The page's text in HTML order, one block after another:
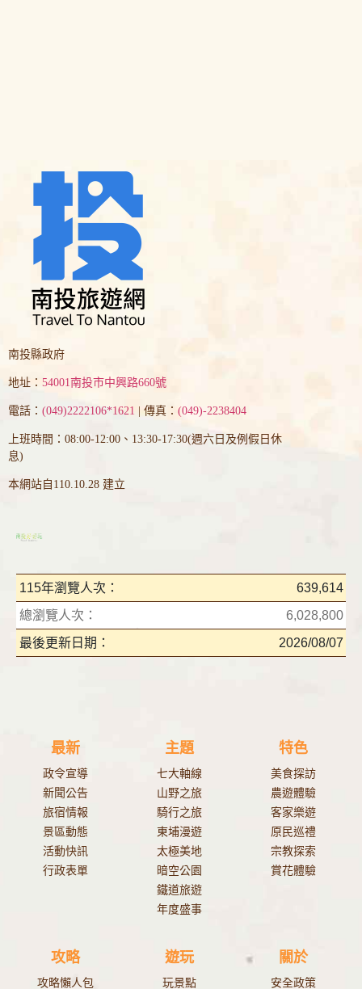
南投縣政府
地址： 54001南投市中興路660號
電話： (049)2222106*1621 | 傳真： (049)-2238404
上班時間：08:00-12:00、13:30-17:30(週六日及例假日休
息)
本網站自110.10.28 建立
115年瀏覽人次：
639,614
總瀏覽人次：
6,028,800
最後更新日期：
2026/08/07
最新
政令宣導
新聞公告
旅宿情報
景區動態
活動快訊
行政表單
主題
七大軸線
山野之旅
騎行之旅
東埔漫遊
太極美地
暗空公園
鐵道旅遊
年度盛事
特色
美食探訪
農遊體驗
客家樂遊
原民巡禮
宗教探索
賞花體驗
攻略
攻略懶人包
遊玩
玩景點
關於
安全政策